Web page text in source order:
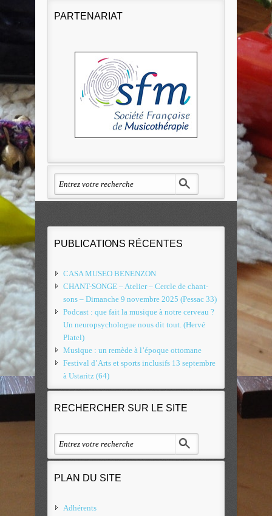
PARTENARIAT
PUBLICATIONS RÉCENTES
CASA MUSEO BENENZON
CHANT-SONGE – Atelier – Cercle de chant-
sons – Dimanche 9 novembre 2025 (Pessac 33)
Podcast : que fait la musique à notre cerveau ?
Un neuropsychologue nous dit tout. (Hervé
Platel)
Musique : un remède à l’époque ottomane
Festival d’Arts et sports inclusifs 13 septembre
à Ustaritz (64)
RECHERCHER SUR LE SITE
PLAN DU SITE
Adhérents